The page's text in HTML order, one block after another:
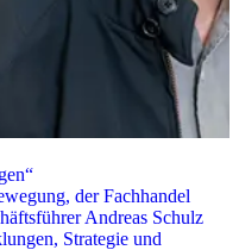
der Fachhandel
Andreas Schulz
Strategie und